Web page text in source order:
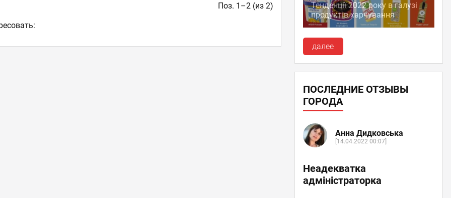
Поз. 1–2 (из 2)
Тенденції 2022 року в галузі
продуктів харчування
далее
ПОСЛЕДНИЕ ОТЗЫВЫ
ГОРОДА
Анна Дидковська
[14.04.2022 00:07]
Неадекватка
адміністраторка